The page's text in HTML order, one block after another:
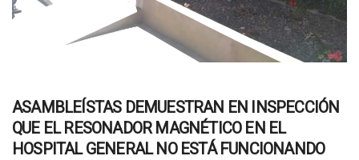
ASAMBLEÍSTAS DEMUESTRAN EN INSPECCIÓN
QUE EL RESONADOR MAGNÉTICO EN EL
HOSPITAL GENERAL NO ESTÁ FUNCIONANDO